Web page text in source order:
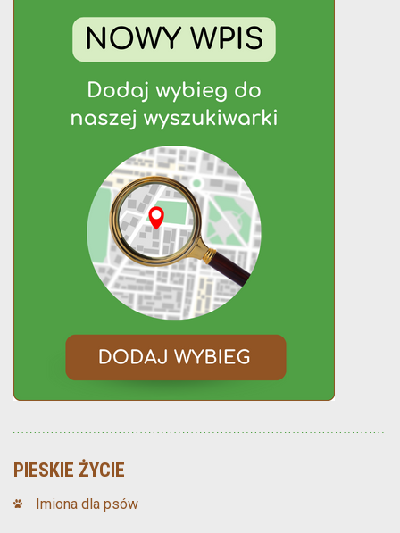
PIESKIE ŻYCIE
Imiona dla psów